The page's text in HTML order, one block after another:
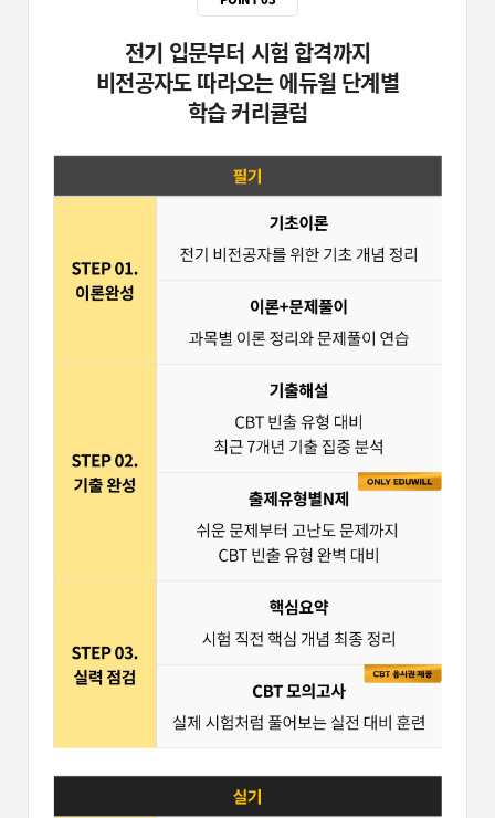
전기 입문부터 시험 합격까지
비전공자도 따라오는 에듀윌 단계별
학습 커리큘럼